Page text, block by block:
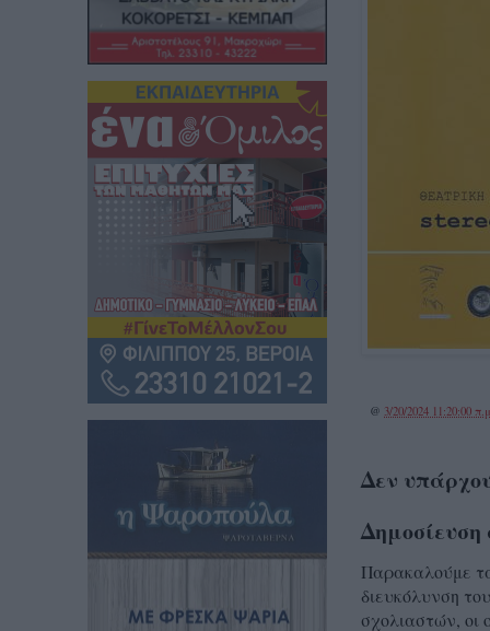
@ 3/20/2024 11:20:00
Δεν
Δημοσίευση
Παρακαλούμε
διευκόλυνση
σχολιαστών, οι